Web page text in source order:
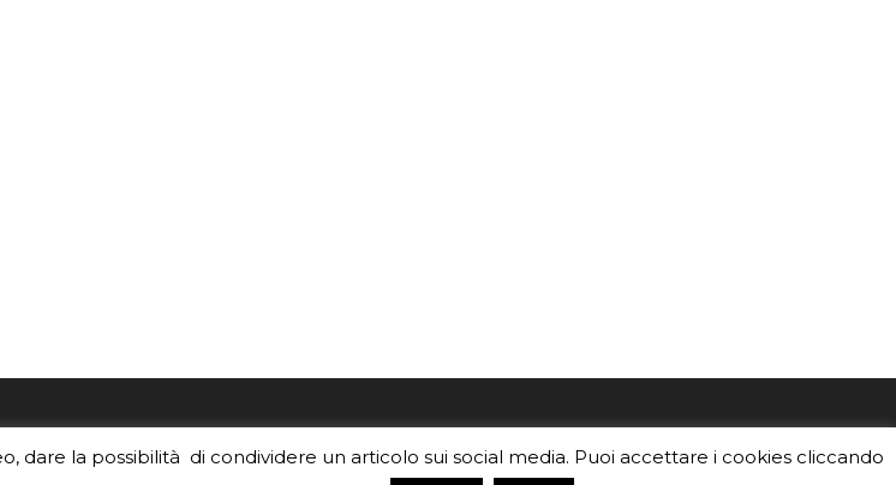
risponde, per inviarci le tue foto o i
brochureda distribuire nella tua
dare la possibilità di condividere un articolo sui social media. Puoi accettare i cookies cliccando